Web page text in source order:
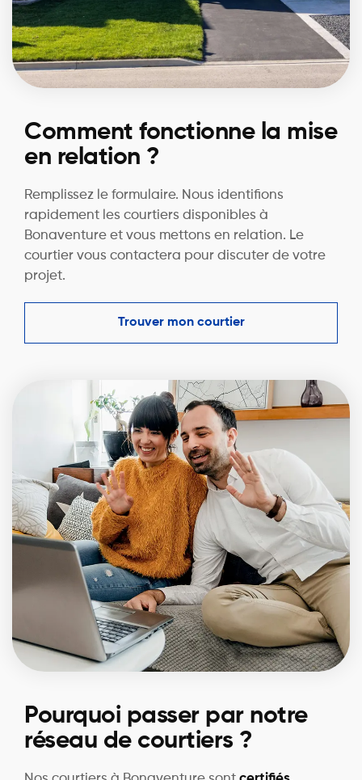
Comment fonctionne la mise
en relation ?
Remplissez le formulaire. Nous identifions
rapidement les courtiers disponibles à
Bonaventure et vous mettons en relation. Le
courtier vous contactera pour discuter de votre
projet.
Trouver mon courtier
Pourquoi passer par notre
réseau de courtiers ?